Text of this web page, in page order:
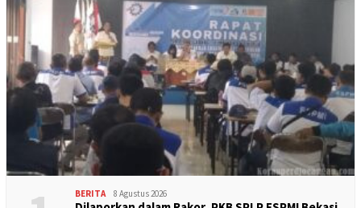
BERITA 8 Agustus 2026